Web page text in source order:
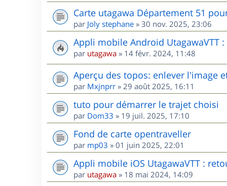
Carte utagawa Département 51
par Joly stephane » 30 nov. 2025, 23:06
Appli mobile Android UtagawaVTT
par utagawa » 14 févr. 2024, 11:48
Aperçu des topos: enlever l'image
par Mxjnprr » 29 août 2025, 16:11
tuto pour démarrer le trajet choisi
par Dom33 » 19 juil. 2025, 17:10
Fond de carte opentraveller
par mp03 » 01 juin 2025, 22:01
Appli mobile iOS UtagawaVTT :
par utagawa » 18 mai 2024, 14:09